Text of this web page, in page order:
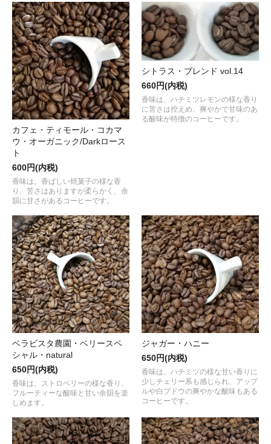
カフェ・ティモール・コカマ
ウ・オーガニック/Darkロース
ト
600円(内税)
香味は、香ばしい焼菓子の様な香
り、苦さはありますが柔らかく、余
韻に甘さがあるコーヒーです。
シトラス・ブレンド vol.14
660円(内税)
香味は、ハチミツレモンの様な香り
に苦さは控えめ、爽やかで甘味のあ
る酸味が特徴のコーヒーです。
ベラビスタ農園・ベリースペ
シャル・natural
650円(内税)
香味は、ストロベリーの様な香り、
フルーティーな酸味と甘い余韻を楽
しめます。
ジャガー・ハニー
650円(内税)
香味は、ハチミツの様な甘い香りに
少しチェリー系も感じられ、アップ
ルや白ブドウの爽やかな酸味もある
コーヒーです。